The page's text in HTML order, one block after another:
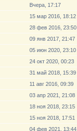
Вчера, 17:17
15 мар 2016, 18:12
28 фев 2016, 23:50
09 янв 2017, 21:47
05 июн 2020, 23:10
24 окт 2020, 00:23
31 май 2018, 15:39
11 авг 2016, 09:39
03 апр 2021, 21:08
18 ноя 2018, 23:15
15 ноя 2018, 17:51
04 фев 2021, 13:44